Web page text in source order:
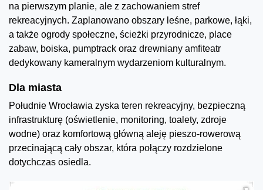
na pierwszym planie, ale z zachowaniem stref
rekreacyjnych. Zaplanowano obszary leśne, parkowe, łąki,
a także ogrody społeczne, ścieżki przyrodnicze, place
zabaw, boiska, pumptrack oraz drewniany amfiteatr
dedykowany kameralnym wydarzeniom kulturalnym.
Dla miasta
Południe Wrocławia zyska teren rekreacyjny, bezpieczną
infrastrukturę (oświetlenie, monitoring, toalety, zdroje
wodne) oraz komfortową główną aleję pieszo-rowerową
przecinającą cały obszar, która połączy rozdzielone
dotychczas osiedla.